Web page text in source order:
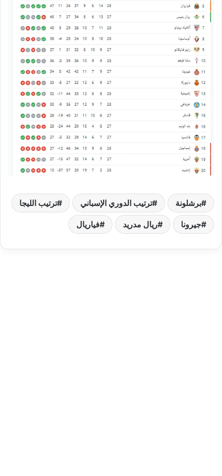
برشلونة ترتيب الدوري الإسباني ترتيب الليجا
جيرونا ريال مدريد فياريال